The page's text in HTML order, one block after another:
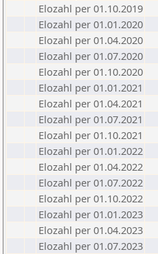
Elozahl per 01.10.2019
Elozahl per 01.01.2020
Elozahl per 01.04.2020
Elozahl per 01.07.2020
Elozahl per 01.10.2020
Elozahl per 01.01.2021
Elozahl per 01.04.2021
Elozahl per 01.07.2021
Elozahl per 01.10.2021
Elozahl per 01.01.2022
Elozahl per 01.04.2022
Elozahl per 01.07.2022
Elozahl per 01.10.2022
Elozahl per 01.01.2023
Elozahl per 01.04.2023
Elozahl per 01.07.2023